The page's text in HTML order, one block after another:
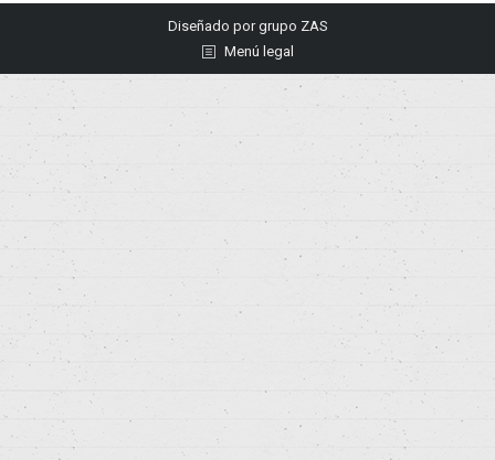
Diseñado porgrupo ZAS
Menú legal